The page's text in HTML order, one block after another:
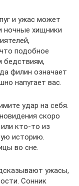
и ужас может
ночные хищники
подобное
бедствиям,
филин означает
напугает вас.
удар на себя.
скоро
кто-то из
историю.
во сне.
ужасы,
Сонник